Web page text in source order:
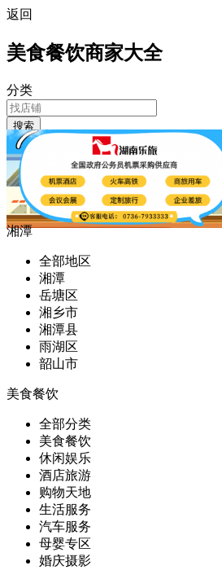
返回
美食餐饮商家大全
分类
搜索
湘潭
全部地区
湘潭
岳塘区
湘乡市
湘潭县
雨湖区
韶山市
美食餐饮
全部分类
美食餐饮
休闲娱乐
酒店旅游
购物天地
生活服务
汽车服务
母婴专区
婚庆摄影